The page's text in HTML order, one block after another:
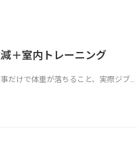
＋室内トレーニング
だけで体重が落ちること、実際ジブ…